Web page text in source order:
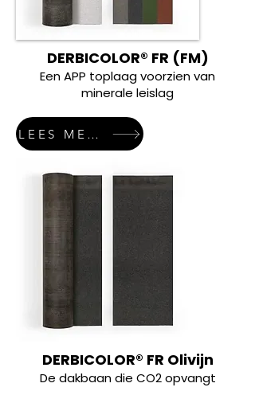
DERBICOLOR® FR (FM)
Een APP toplaag voorzien van
minerale leislag
LEES MEER
DERBICOLOR® FR Olivijn
De dakbaan die CO2 opvangt